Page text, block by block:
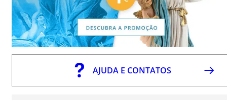
AJUDA E CONTATOS